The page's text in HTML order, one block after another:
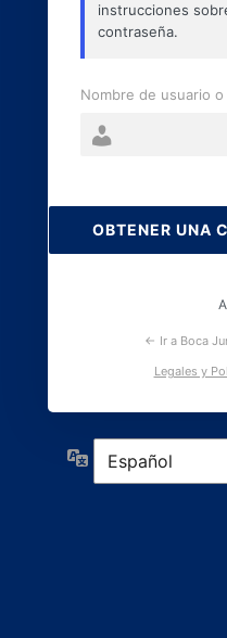
instrucciones
contraseña.
Nombre de usuario
← Ir a Boca
Legales y
Idioma